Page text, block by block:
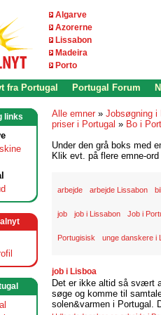
Algarve
Azorerne
Lissabon
Madeira
Porto
fra Portugal Portugal Forum
links Alle emner » Jobsøgning i
priser i Portugal » Bo i
Under den grå boks med
Klik evt. på flere emne-
arbejde arbejde Lissabon
job job i Lissabon Job i
Portugisisk unge danskere i
job i Lisboa
Det er ikke altid så svært
søge og komme til
solen&varmen i Portugal.